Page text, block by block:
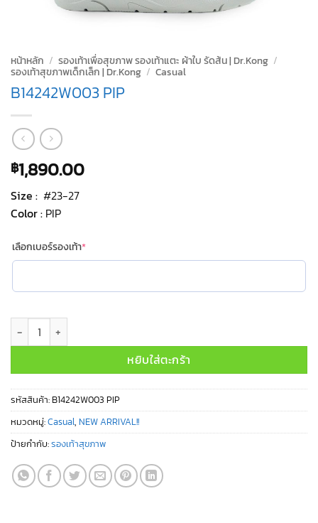
หน้าหลัก / รองเท้าเพื่อสุขภาพ รองเท้าแตะ ผ้าใบ รัดส้น | Dr.Kong /
รองเท้าสุขภาพเด็กเล็ก | Dr.Kong / Casual
B14242W003 PIP
฿1,890.00
Size : #23-27
Color : PIP
เลือกเบอร์รองเท้า*(required)
จำนวน B14242W003 PIP ชิ้น
หยิบใส่ตะกร้า
รหัสสินค้า: B14242W003 PIP
หมวดหมู่:Casual, NEW ARRIVAL!!
ป้ายกำกับ:รองเท้าสุขภาพ